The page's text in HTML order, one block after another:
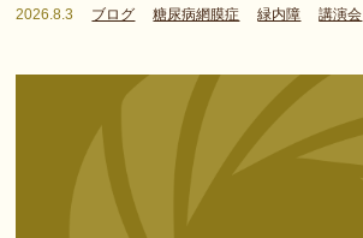
2026.8.3 ブログ 糖尿病網膜症 緑内障 講演会